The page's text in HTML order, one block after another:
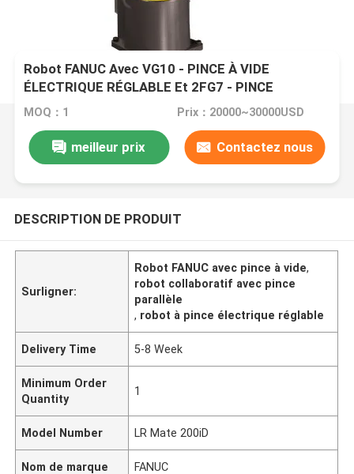
Robot FANUC Avec VG10 - PINCE À VIDE
ÉLECTRIQUE RÉGLABLE Et 2FG7 - PINCE
PARALLÈLE SANS PROBLÈMES
MOQ：1 Prix：20000~30000USD
meilleur prix Contactez nous
DESCRIPTION DE PRODUIT
Surligner:
Robot FANUC avec pince à vide,
robot collaboratif avec pince
parallèle
, robot à pince électrique réglable
Delivery Time 5-8 Week
Minimum Order
Quantity
1
Model Number LR Mate 200iD
Nom de marque FANUC